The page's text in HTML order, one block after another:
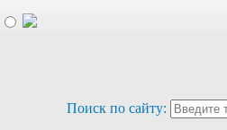
Поиск по сайту: